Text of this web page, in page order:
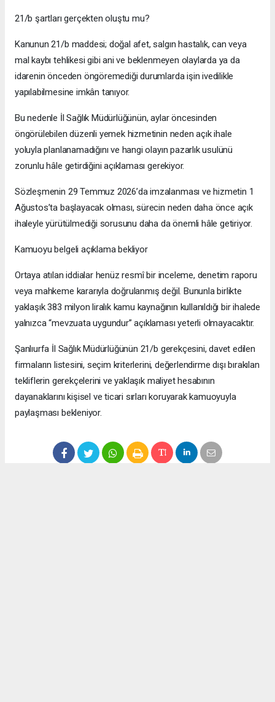
21/b şartları gerçekten oluştu mu?
Kanunun 21/b maddesi; doğal afet, salgın hastalık, can veya
mal kaybı tehlikesi gibi ani ve beklenmeyen olaylarda ya da
idarenin önceden öngöremediği durumlarda işin ivedilikle
yapılabilmesine imkân tanıyor.
Bu nedenle İl Sağlık Müdürlüğünün, aylar öncesinden
öngörülebilen düzenli yemek hizmetinin neden açık ihale
yoluyla planlanamadığını ve hangi olayın pazarlık usulünü
zorunlu hâle getirdiğini açıklaması gerekiyor.
Sözleşmenin 29 Temmuz 2026’da imzalanması ve hizmetin 1
Ağustos’ta başlayacak olması, sürecin neden daha önce açık
ihaleyle yürütülmediği sorusunu daha da önemli hâle getiriyor.
Kamuoyu belgeli açıklama bekliyor
Ortaya atılan iddialar henüz resmî bir inceleme, denetim raporu
veya mahkeme kararıyla doğrulanmış değil. Bununla birlikte
yaklaşık 383 milyon liralık kamu kaynağının kullanıldığı bir ihalede
yalnızca “mevzuata uygundur” açıklaması yeterli olmayacaktır.
Şanlıurfa İl Sağlık Müdürlüğünün 21/b gerekçesini, davet edilen
firmaların listesini, seçim kriterlerini, değerlendirme dışı bırakılan
tekliflerin gerekçelerini ve yaklaşık maliyet hesabının
dayanaklarını kişisel ve ticari sırları koruyarak kamuoyuyla
paylaşması bekleniyor.